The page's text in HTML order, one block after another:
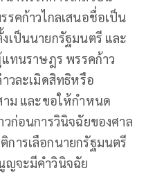
รคก้าวไกลเสนอชื่อเป็น
เป็นนายกรัฐมนตรี และ
ทนราษฎร พรรคก้าว
วละเมิดสิทธิหรือ
าม และขอให้กำหนด
วก่อนการวินิจฉัยของศาล
การเลือกนายกรัฐมนตรี
ญจะมีคำวินิจฉัย